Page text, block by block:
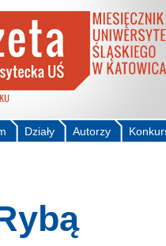
Autorzy
Działy